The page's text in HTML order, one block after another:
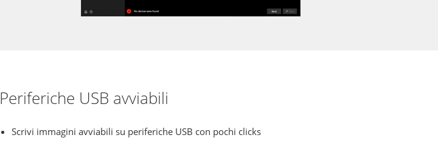
Periferiche USB avviabili
Scrivi immagini avviabili su periferiche USB con pochi clicks